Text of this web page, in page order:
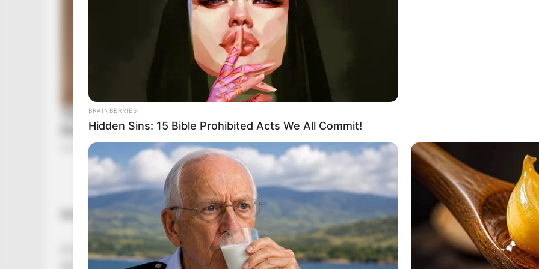
Elnézést kért a magyar választóktól
A nap végén Forsthoffer Ágnes nem próbálta úgy beállítani a történteket, mintha minden rendben
lett volna, és nem söpörte a szőnyeg alá a parlamenti hangnem miatt kialakult kellemetlen helyzetet
BRAINBERRIES
Hidden Sins: 15 Bible Prohibited Acts We All Commit!